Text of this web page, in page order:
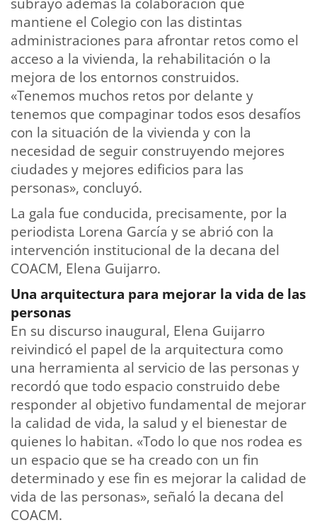
mantiene el Colegio con las distintas
administraciones para afrontar retos como el
acceso a la vivienda, la rehabilitación o la
mejora de los entornos construidos.
«Tenemos muchos retos por delante y
tenemos que compaginar todos esos desafíos
con la situación de la vivienda y con la
necesidad de seguir construyendo mejores
ciudades y mejores edificios para las
personas», concluyó.
La gala fue conducida, precisamente, por la
periodista Lorena García y se abrió con la
intervención institucional de la decana del
COACM, Elena Guijarro.
Una arquitectura para mejorar la vida de las
personas
En su discurso inaugural, Elena Guijarro
reivindicó el papel de la arquitectura como
una herramienta al servicio de las personas y
recordó que todo espacio construido debe
responder al objetivo fundamental de mejorar
la calidad de vida, la salud y el bienestar de
quienes lo habitan. «Todo lo que nos rodea es
un espacio que se ha creado con un fin
determinado y ese fin es mejorar la calidad de
vida de las personas», señaló la decana del
COACM.